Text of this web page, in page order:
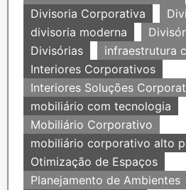
Divisoria Corporativa
divisoria moderna
Divisórias
infraestrutura
Interiores Corporativos
Interiores Soluções
mobiliário com tecnologia
Mobiliário Corporativo
mobiliário corporativo alto
Otimização de Espaços
Planejamento de Ambientes